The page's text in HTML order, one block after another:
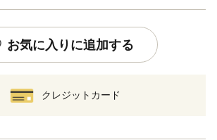
お気に入りに追加する
クレジットカード